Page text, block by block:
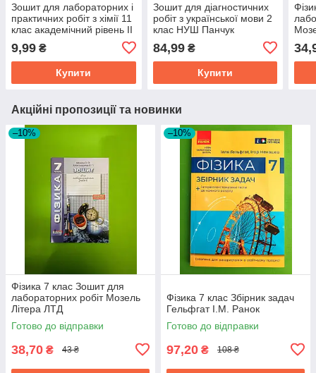
Зошит для лабораторних і
практичних робіт з хімії 11
клас академічний рівень ІІ
9,99 ₴
Купити
Зошит для діагностичних
робіт з української мови 2
клас НУШ Панчук
84,99₴
Купити
Акційні пропозиції та новинки
–10%
Фізика 7 клас Зошит для
лабораторних робіт Мозель
Літера ЛТД
Готово до відправки
38,70 ₴ 43 ₴
–10%
Фізика 7 клас Збірник задач
Гельфгат І.М. Ранок
Готово до відправки
97,20 ₴ 108 ₴